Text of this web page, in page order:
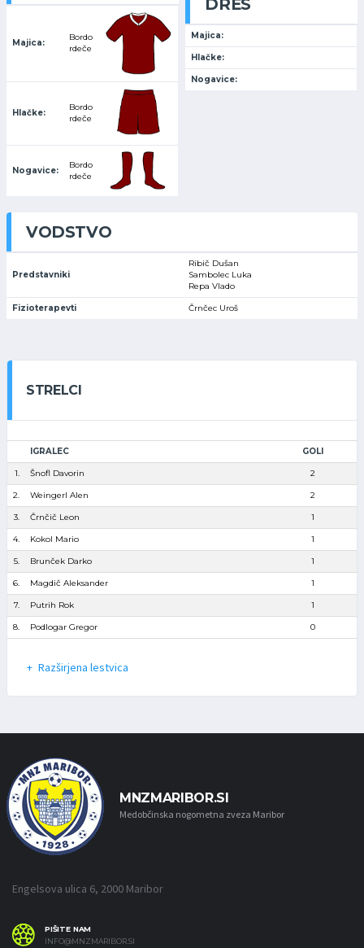
Majica:
Bordo
rdeče
Hlačke:
Bordo
rdeče
Nogavice:
Bordo
rdeče
DRES
Majica:
Hlačke:
Nogavice:
VODSTVO
Predstavniki
Ribič Dušan
Sambolec Luka
Repa Vlado
Fizioterapevti Črnčec Uroš
STRELCI
IGRALEC GOLI
1. Šnofl Davorin 2
2. Weingerl Alen 2
3. Črnčič Leon 1
4. Kokol Mario 1
5. Brunček Darko 1
6. Magdič Aleksander 1
7. Putrih Rok 1
8. Podlogar Gregor 0
Razširjena lestvica
MNZMARIBOR.SI
Medobčinska nogometna zveza Maribor
Engelsova ulica 6, 2000 Maribor
PIŠITE NAM
INFO@MNZMARIBOR.SI